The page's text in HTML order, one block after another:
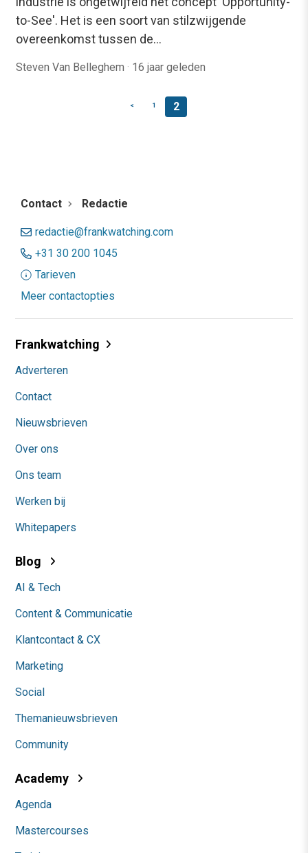
to-See'. Het is een soort van stilzwijgende
overeenkomst tussen de…
Steven Van Belleghem · 16 jaar geleden
< 1 2
Contact Redactie
redactie@frankwatching.com
+31 30 200 1045
Tarieven
Meer contactopties
Frankwatching
Adverteren
Contact
Nieuwsbrieven
Over ons
Ons team
Werken bij
Whitepapers
Blog
AI & Tech
Content & Communicatie
Klantcontact & CX
Marketing
Social
Themanieuwsbrieven
Community
Academy
Agenda
Mastercourses